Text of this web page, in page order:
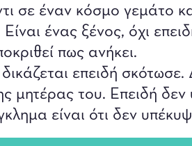
σε έναν κόσμο γεμάτο
ένας ξένος, όχι
πως ανήκει.
επειδή σκότωσε.
μητέρας του. Επειδή δεν
είναι ότι δεν